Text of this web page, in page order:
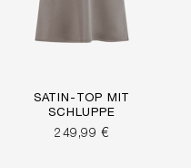
SATIN-TOP MIT
SCHLUPPE
249,99 €